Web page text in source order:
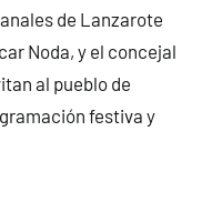
de Lanzarote
Noda, y el concejal
al pueblo de
festiva y